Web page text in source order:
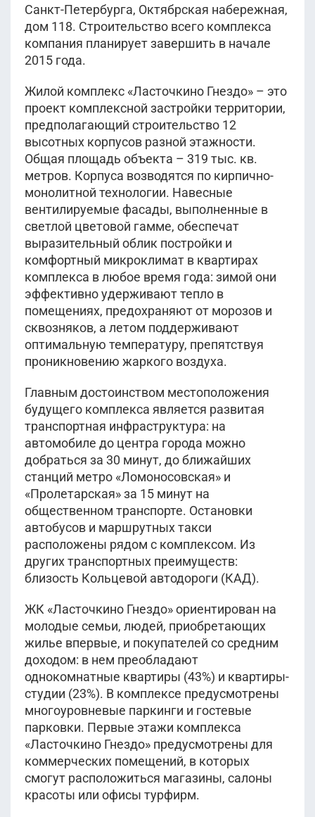
Санкт-Петербурга, Октябрская набережная,
дом 118. Строительство всего комплекса
компания планирует завершить в начале
2015 года.
Жилой комплекс «Ласточкино Гнездо» – это
проект комплексной застройки территории,
предполагающий строительство 12
высотных корпусов разной этажности.
Общая площадь объекта – 319 тыс. кв.
метров. Корпуса возводятся по кирпично-
монолитной технологии. Навесные
вентилируемые фасады, выполненные в
светлой цветовой гамме, обеспечат
выразительный облик постройки и
комфортный микроклимат в квартирах
комплекса в любое время года: зимой они
эффективно удерживают тепло в
помещениях, предохраняют от морозов и
сквозняков, а летом поддерживают
оптимальную температуру, препятствуя
проникновению жаркого воздуха.
Главным достоинством местоположения
будущего комплекса является развитая
транспортная инфраструктура: на
автомобиле до центра города можно
добраться за 30 минут, до ближайших
станций метро «Ломоносовская» и
«Пролетарская» за 15 минут на
общественном транспорте. Остановки
автобусов и маршрутных такси
расположены рядом с комплексом. Из
других транспортных преимуществ:
близость Кольцевой автодороги (КАД).
ЖК «Ласточкино Гнездо» ориентирован на
молодые семьи, людей, приобретающих
жилье впервые, и покупателей со средним
доходом: в нем преобладают
однокомнатные квартиры (43%) и квартиры-
студии (23%). В комплексе предусмотрены
многоуровневые паркинги и гостевые
парковки. Первые этажи комплекса
«Ласточкино Гнездо» предусмотрены для
коммерческих помещений, в которых
смогут расположиться магазины, салоны
красоты или офисы турфирм.